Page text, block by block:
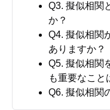
Q3. 擬似相関
か？
Q4. 擬似相関
ありますか？
Q5. 擬似相関
も重要なこと
Q6. 擬似相関